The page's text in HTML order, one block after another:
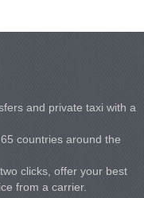
and private taxi with a
countries around the
clicks, offer your best
from a carrier.